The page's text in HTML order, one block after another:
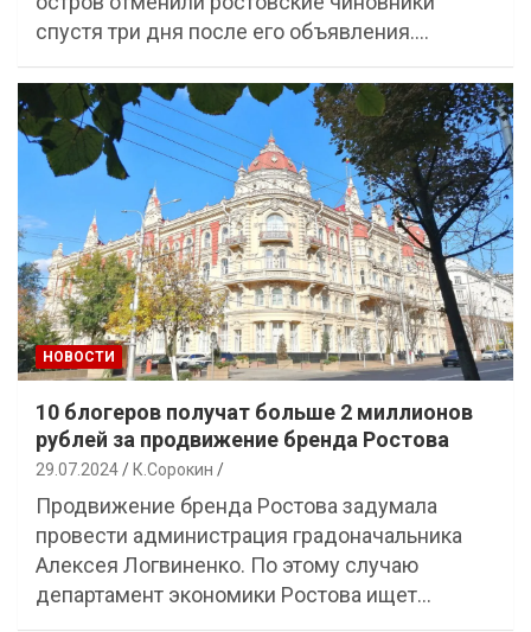
спустя три дня после его объявления.…
НОВОСТИ
10 блогеров получат больше 2 миллионов
рублей за продвижение бренда Ростова
29.07.2024 К.Сорокин
Продвижение бренда Ростова задумала
провести администрация градоначальника
Алексея Логвиненко. По этому случаю
департамент экономики Ростова ищет…